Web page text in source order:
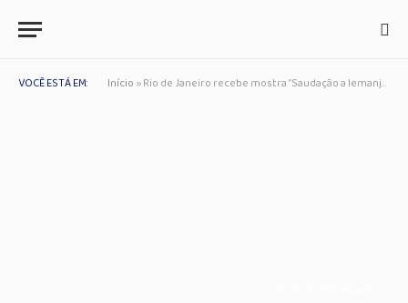
VOCÊ ESTÁ EM: Início »Rio de Janeiro recebe mostra “Saudação a Iemanjá” na Biblioteca Parque Estadual